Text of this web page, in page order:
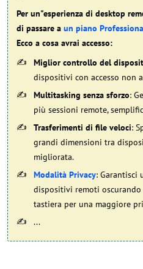
Per un"esperienza di desktop
di passare a un piano
Ecco a cosa avrai accesso:
Miglior controllo del
dispositivi con accesso non
Multitasking senza sforzo:
più sessioni remote,
Trasferimenti di file veloci:
grandi dimensioni tra
migliorata.
Modalità Privacy: Garantisci
dispositivi remoti
tastiera per una maggiore
...